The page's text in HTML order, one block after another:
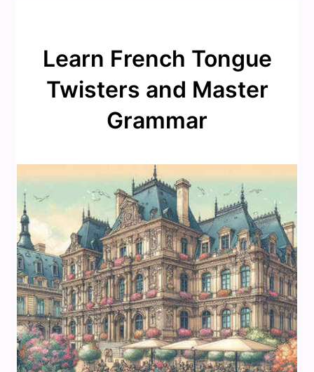
Learn French Tongue
Twisters and Master
Grammar